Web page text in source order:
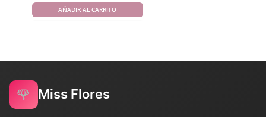
AÑADIR AL CARRITO
🌹 Miss Flores